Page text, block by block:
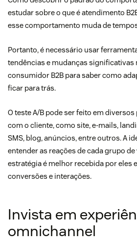
estudar sobre o que é atendimento
esse comportamento muda de
Portanto, é necessário usar
tendências e mudanças
consumidor B2B para saber como
ficar para trás.
O teste A/B pode ser feito em
com o cliente, como site, e-mails,
SMS, blog, anúncios, entre outros. A
entender as reações de cada grupo
estratégia é melhor recebida por eles
conversões e interações.
Invista em
omnichannel